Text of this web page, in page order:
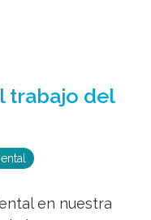
trabajo del
en nuestra